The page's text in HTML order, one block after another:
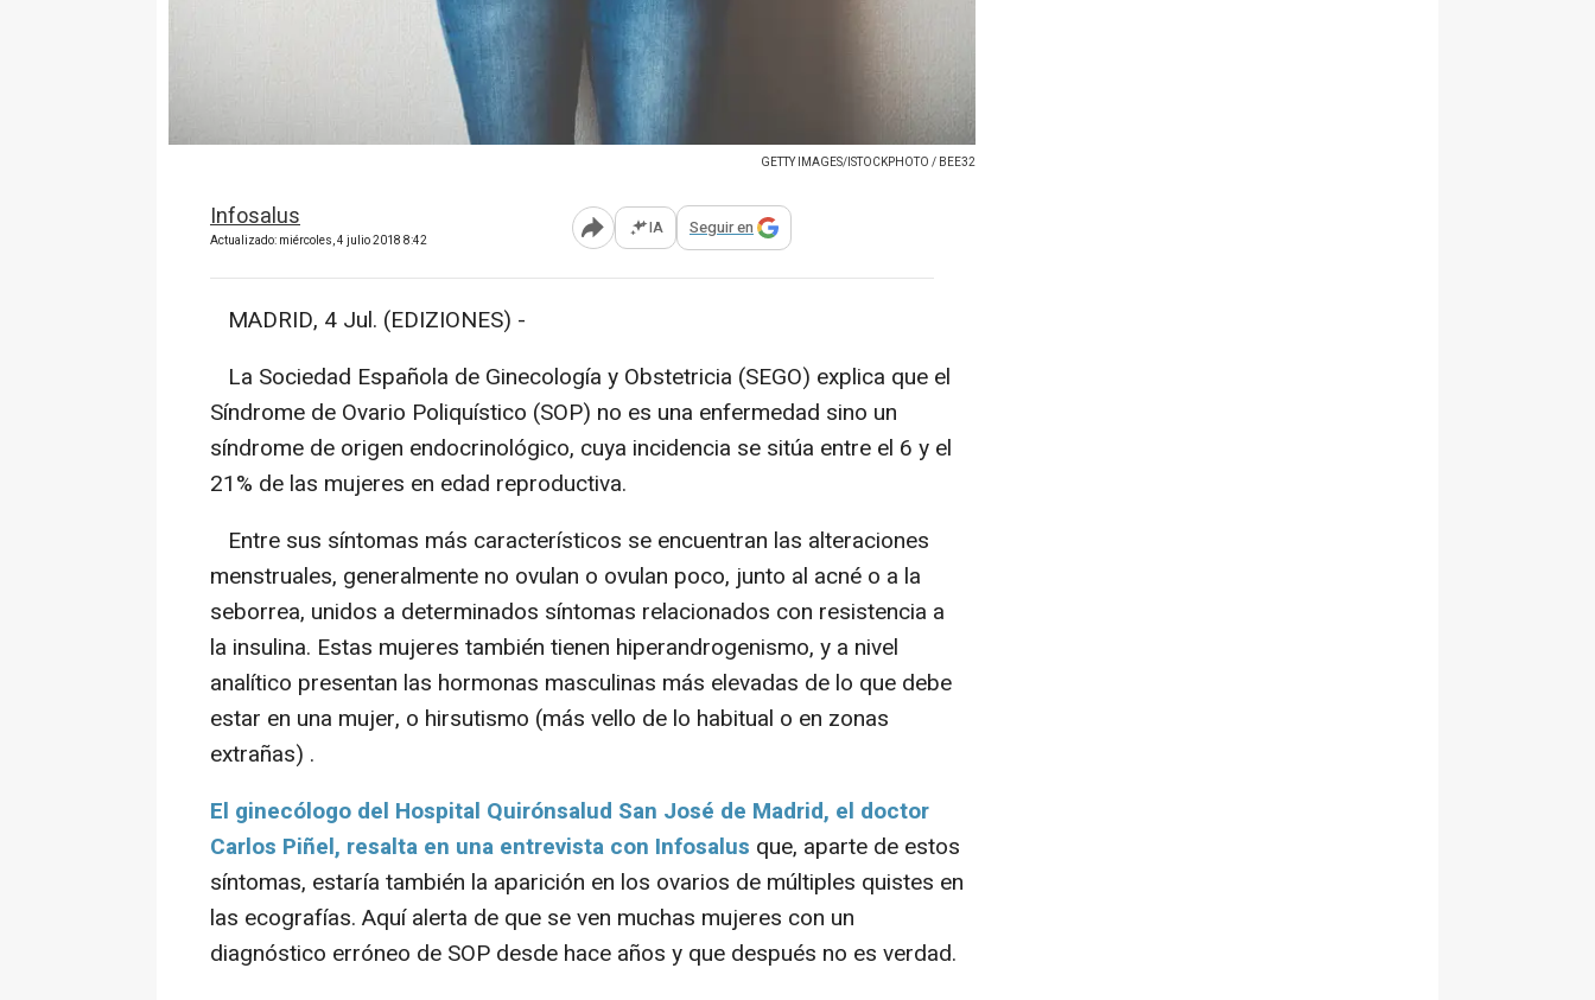
GETTY IMAGES/ISTOCKPHOTO / BEE32
Infosalus
Actualizado: miércoles, 4 julio 2018 8:42 Abrir opciones para compartir
IA Seguir en
MADRID, 4 Jul. (EDIZIONES) -
La Sociedad Española de Ginecología y Obstetricia (SEGO) explica que el
Síndrome de Ovario Poliquístico (SOP) no es una enfermedad sino un
síndrome de origen endocrinológico, cuya incidencia se sitúa entre el 6 y el
21% de las mujeres en edad reproductiva.
Entre sus síntomas más característicos se encuentran las alteraciones
menstruales, generalmente no ovulan o ovulan poco, junto al acné o a la
seborrea, unidos a determinados síntomas relacionados con resistencia a
la insulina. Estas mujeres también tienen hiperandrogenismo, y a nivel
analítico presentan las hormonas masculinas más elevadas de lo que debe
estar en una mujer, o hirsutismo (más vello de lo habitual o en zonas
extrañas) .
El ginecólogo del Hospital Quirónsalud San José de Madrid, el doctor
Carlos Piñel, resalta en una entrevista con Infosalus que, aparte de estos
síntomas, estaría también la aparición en los ovarios de múltiples quistes en
las ecografías. Aquí alerta de que se ven muchas mujeres con un
diagnóstico erróneo de SOP desde hace años y que después no es verdad.